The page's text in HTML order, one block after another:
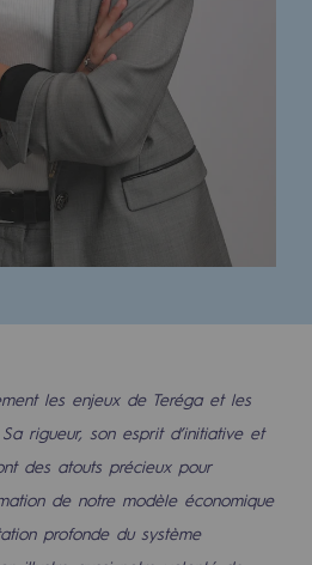
auprès des territoires
dans les
programme de sécurité
les enjeux de Teréga et les
rigueur, son esprit d’initiative et
des atouts précieux pour
de notre modèle économique
profonde du système